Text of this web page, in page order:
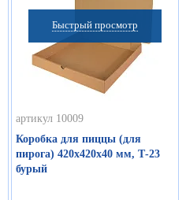
Быстрый просмотр
артикул 10009
Коробка для пиццы (для
пирога) 420х420х40 мм, Т-23
бурый